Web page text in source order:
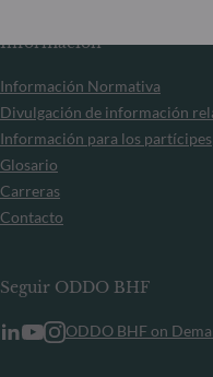
Información
Información Normativa
Divulgación de información
Información para los partícipes
Glosario
Carreras
Contacto
Seguir ODDO BHF
ODDO BHF on